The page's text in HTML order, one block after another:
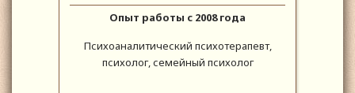
Опыт работы с 2008 года
Психоаналитический психотерапевт,
психолог, семейный психолог